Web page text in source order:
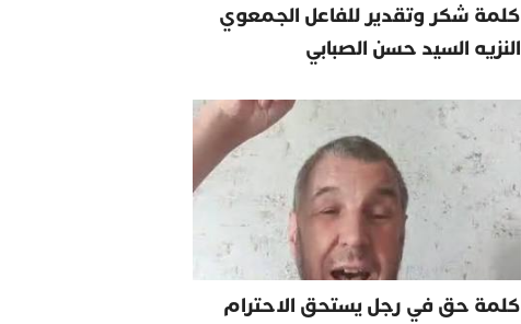
كلمة شكر وتقدير للفاعل الجمعوي
النزيه السيد حسن الصبابي
كلمة حق في رجل يستحق الاحترام